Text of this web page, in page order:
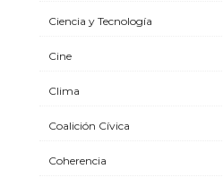
Ciencia y Tecnología
Cine
Clima
Coalición Cívica
Coherencia